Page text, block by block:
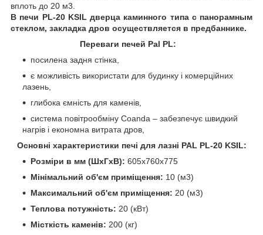
вплоть до 20 м3.
В печи PL-20 KSIL дверца каминного типа с панорамным
стеклом, закладка дров осуществляется в предбаннике.
Переваги печей Pal PL:
посилена задня стінка,
є можливість використати для будинку і комерційних
лазень,
глибока ємність для каменів,
система повітрообміну Coanda – забезпечує швидкий
нагрів і економна витрата дров,
Основні характеристики печі для лазні PAL PL-20 KSIL:
Розміри в мм (ШхГхВ): 605х760х775
Мінімальний об'єм приміщення: 10 (м3)
Максимальний об'єм приміщення: 20 (м3)
Теплова потужність: 20 (кВт)
Місткість каменів: 200 (кг)